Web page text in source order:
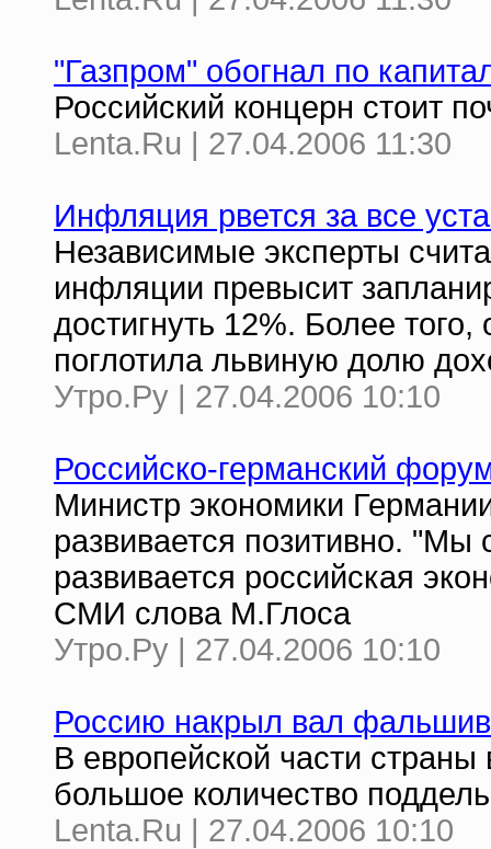
"Газпром" обогнал по
Российский концерн стоит
Lenta.Ru | 27.04.2006 11:30
Инфляция рвется за все
Независимые эксперты
инфляции превысит
достигнуть 12%. Более
поглотила львиную долю
Утро.Ру | 27.04.2006 10:10
Российско-германский
Министр экономики
развивается позитивно.
развивается российская
СМИ слова М.Глоса
Утро.Ру | 27.04.2006 10:10
Россию накрыл вал
В европейской части
большое количество
Lenta.Ru | 27.04.2006 10:10